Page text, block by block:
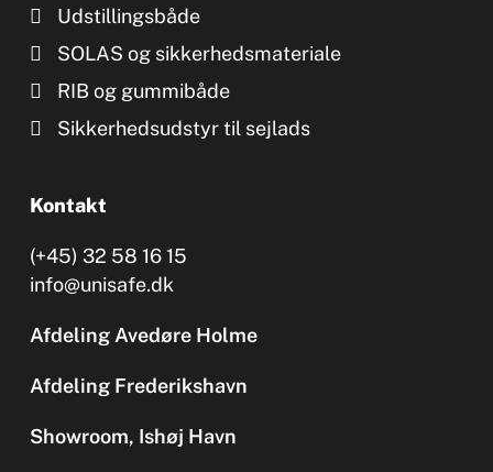
Udstillingsbåde
SOLAS og sikkerhedsmateriale
RIB og gummibåde
Sikkerhedsudstyr til sejlads
Kontakt
(+45) 32 58 16 15
info@unisafe.dk
Afdeling Avedøre Holme
Afdeling Frederikshavn
Showroom, Ishøj Havn